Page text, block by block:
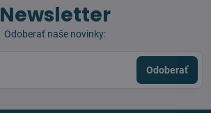
Newsletter
Odoberať naše novinky:
Odoberať